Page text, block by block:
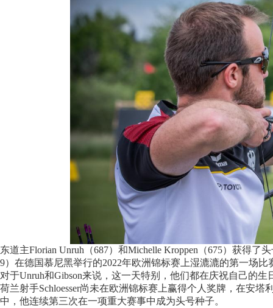
东道主Florian Unruh（687）和Michelle Kroppen（675）获得了
9）在德国慕尼黑举行的2022年欧洲锦标赛上湿漉漉的第一场
对于Unruh和Gibson来说，这一天特别，他们都在庆祝自己的生
荷兰射手Schloesser尚未在欧洲锦标赛上赢得个人奖牌，在安
中，他连续第三次在一项重大赛事中成为头号种子。